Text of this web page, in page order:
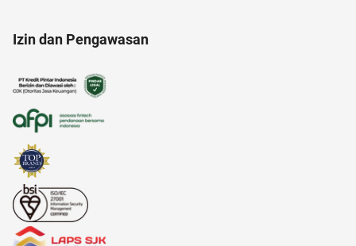
android
Izin dan Pengawasan